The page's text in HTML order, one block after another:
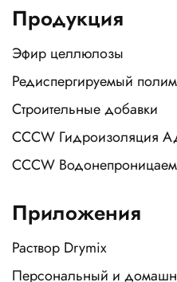
Продукция
Эфир целлюлозы
Редиспергируемый
Строительные добавки
CCCW Гидроизоляция
CCCW
Приложения
Раствор Drymix
Персональный и